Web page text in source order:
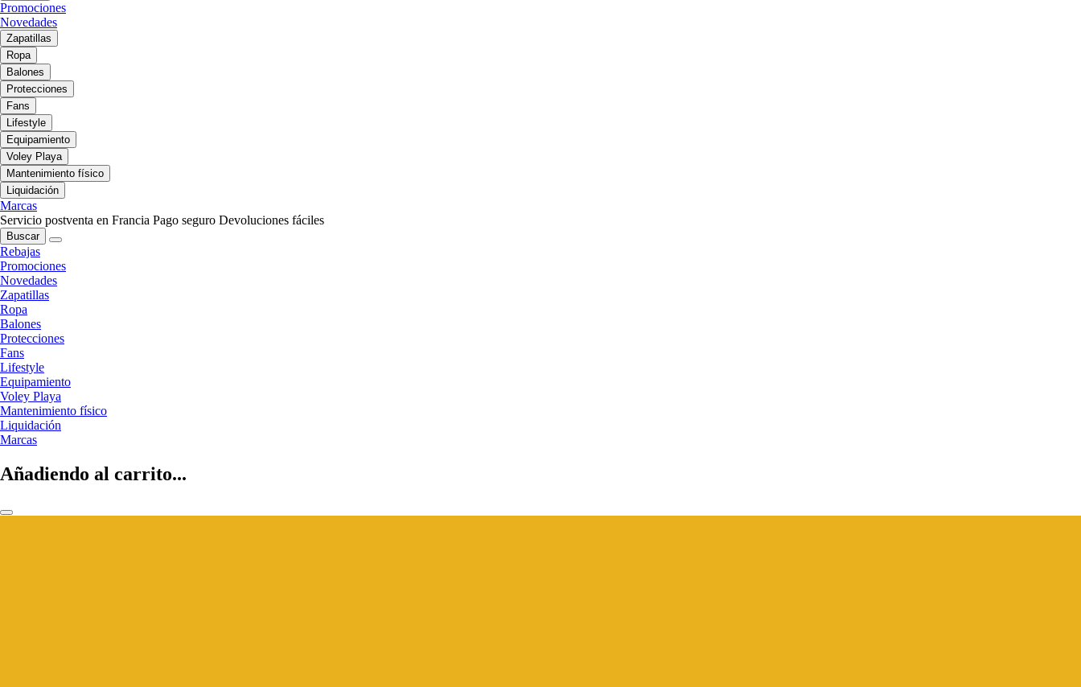
Promociones
Novedades
Zapatillas
Ropa
Balones
Protecciones
Fans
Lifestyle
Equipamiento
Voley Playa
Mantenimiento físico
Liquidación
Marcas
Servicio postventa en Francia Pago seguro Devoluciones fáciles
Buscar
Rebajas
Promociones
Novedades
Zapatillas
Ropa
Balones
Protecciones
Fans
Lifestyle
Equipamiento
Voley Playa
Mantenimiento físico
Liquidación
Marcas
Añadiendo al carrito...